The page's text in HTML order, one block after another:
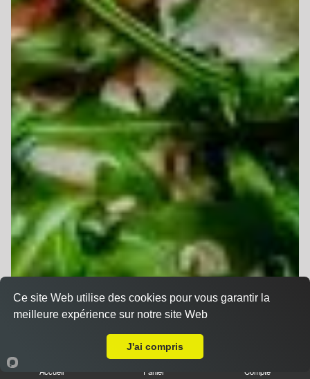
Accueil Panier Compte
Ce site Web utilise des cookies pour vous garantir la
meilleure expérience sur notre site Web
J'ai compris